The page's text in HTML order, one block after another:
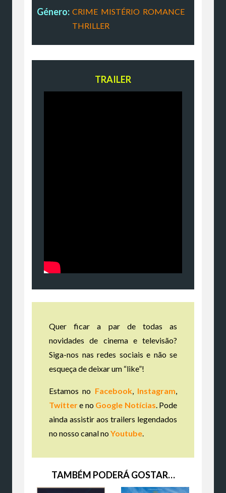
Género: CRIME, MISTÉRIO, ROMANCE,
THRILLER
TRAILER
Quer ficar a par de todas as
novidades de cinema e televisão?
Siga-nos nas redes sociais e não se
esqueça de deixar um “like”!
Estamos no Facebook, Instagram
Twittere no Google Notícias . Pode
ainda assistir aos trailers legendados
no nosso canal noYoutube
TAMBÉM PODERÁ GOSTAR…